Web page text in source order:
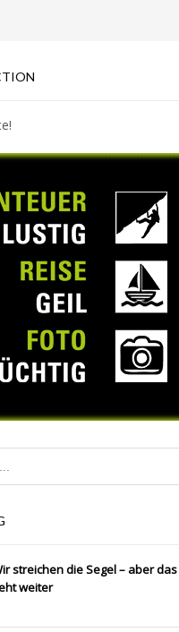
streichen die Segel – aber
weiter